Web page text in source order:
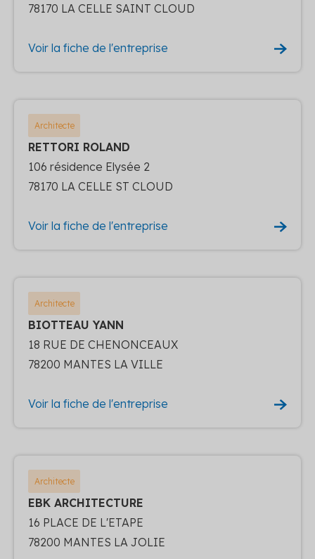
78170 LA CELLE SAINT CLOUD
Voir la fiche de l'entreprise
Architecte
RETTORI ROLAND
106 résidence Elysée 2
78170 LA CELLE ST CLOUD
Voir la fiche de l'entreprise
Architecte
BIOTTEAU YANN
18 RUE DE CHENONCEAUX
78200 MANTES LA VILLE
Voir la fiche de l'entreprise
Architecte
EBK ARCHITECTURE
16 PLACE DE L'ETAPE
78200 MANTES LA JOLIE